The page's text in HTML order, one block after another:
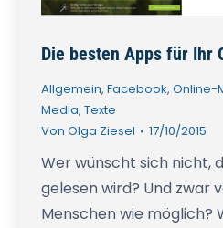
Die besten Apps für Ihr
Allgemein, Facebook, Online-
Media, Texte
Von Olga Ziesel 17/10/2015
Wer wünscht sich nicht,
gelesen wird? Und zwar
Menschen wie möglich?